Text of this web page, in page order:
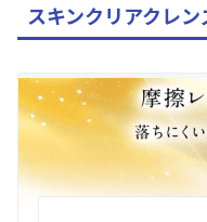
スキンクリアクレ